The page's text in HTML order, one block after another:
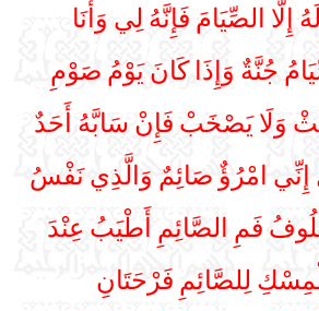
إِلَّا الصِّيَامَ فَإِنَّهُ لِي وَأَنَا
جُنَّةٌ وَإِذَا كَانَ يَوْمُ صَوْمِ
وَلَا يَصْخَبْ فَإِنْ سَابَّهُ أَحَدٌ
إِنِّي امْرُؤٌ صَائِمٌ وَالَّذِي نَفْسُ
فَمِ الصَّائِمِ أَطْيَبُ عِنْدَ
لِلصَّائِمِ فَرْحَتَانِ